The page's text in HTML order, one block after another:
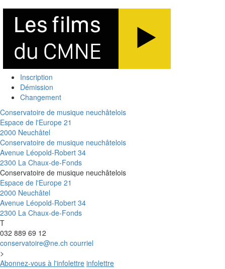
Inscription
Démission
Changement
Conservatoire de musique neuchâtelois
Espace de l'Europe 21
2000 Neuchâtel
Conservatoire de musique neuchâtelois
Avenue Léopold-Robert 34
2300 La Chaux-de-Fonds
Conservatoire de musique neuchâtelois
Espace de l'Europe 21
2000 Neuchâtel
Avenue Léopold-Robert 34
2300 La Chaux-de-Fonds
T
032 889 69 12
conservatoire@ne.ch courriel
>
Abonnez-vous à l'infolettre infolettre